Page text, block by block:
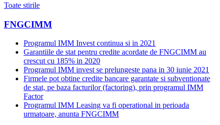
Toate stirile
FNGCIMM
Programul IMM Invest continua si in 2021
Garantiile de stat pentru credite acordate de FNGCIMM au
crescut cu 185% in 2020
Programul IMM invest se prelungeste pana in 30 iunie 2021
Firmele pot obtine credite bancare garantate si subventionate
de stat, pe baza facturilor (factoring), prin programul IMM
Factor
Programul IMM Leasing va fi operational in perioada
urmatoare, anunta FNGCIMM